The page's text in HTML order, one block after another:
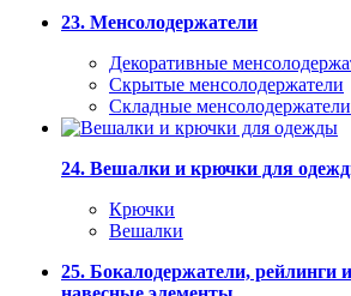
23. Менсолодержатели
Декоративные
Скрытые менсолодержатели
Складные менсолодержатели
24. Вешалки и крючки для
Крючки
Вешалки
25. Бокалодержатели, рейлинги и